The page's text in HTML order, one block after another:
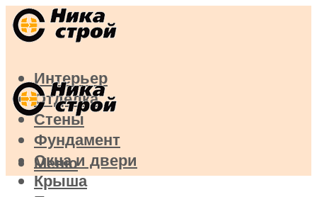
Интерьер
Отделка
Стены
Фундамент
Окна и двери
Крыша
Меню